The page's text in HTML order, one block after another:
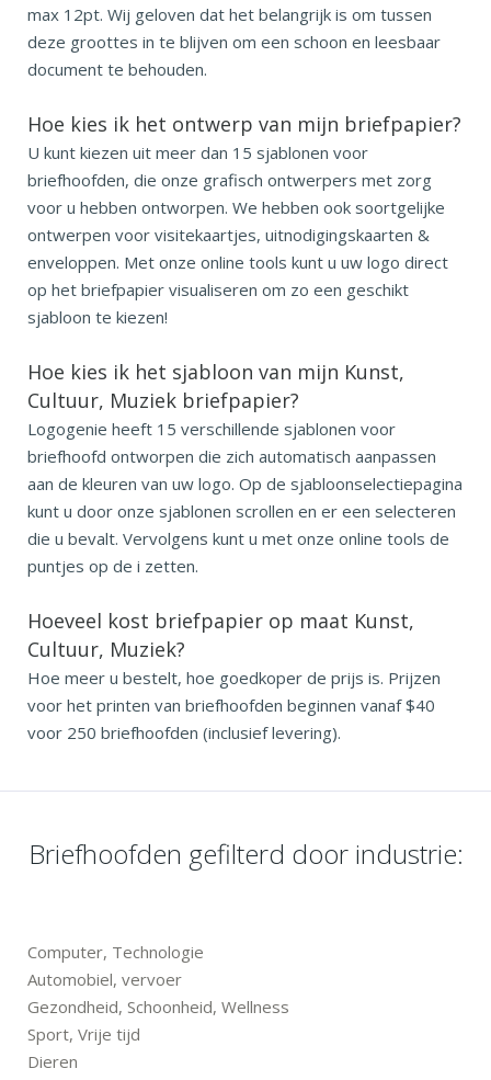
max 12pt. Wij geloven dat het belangrijk is om tussen
deze groottes in te blijven om een schoon en leesbaar
document te behouden.
Hoe kies ik het ontwerp van mijn briefpapier?
U kunt kiezen uit meer dan 15 sjablonen voor
briefhoofden, die onze grafisch ontwerpers met zorg
voor u hebben ontworpen. We hebben ook soortgelijke
ontwerpen voor visitekaartjes, uitnodigingskaarten &
enveloppen. Met onze online tools kunt u uw logo direct
op het briefpapier visualiseren om zo een geschikt
sjabloon te kiezen!
Hoe kies ik het sjabloon van mijn Kunst,
Cultuur, Muziek briefpapier?
Logogenie heeft 15 verschillende sjablonen voor
briefhoofd ontworpen die zich automatisch aanpassen
aan de kleuren van uw logo. Op de sjabloonselectiepagina
kunt u door onze sjablonen scrollen en er een selecteren
die u bevalt. Vervolgens kunt u met onze online tools de
puntjes op de i zetten.
Hoeveel kost briefpapier op maat Kunst,
Cultuur, Muziek?
Hoe meer u bestelt, hoe goedkoper de prijs is. Prijzen
voor het printen van briefhoofden beginnen vanaf $40
voor 250 briefhoofden (inclusief levering).
Briefhoofden gefilterd door industrie:
Computer, Technologie
Automobiel, vervoer
Gezondheid, Schoonheid, Wellness
Sport, Vrije tijd
Dieren